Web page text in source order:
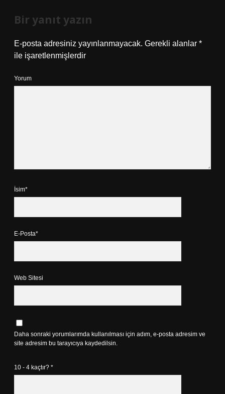
Bir yanıt yazın
E-posta adresiniz yayınlanmayacak. Gerekli alanlar *
ile işaretlenmişlerdir
Yorum
İsim*
E-Posta*
Web Sitesi
Daha sonraki yorumlarımda kullanılması için adım, e-posta adresim ve
site adresim bu tarayıcıya kaydedilsin.
10 - 4 kaçtır? *